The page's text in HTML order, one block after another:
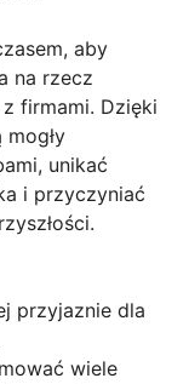
aby
na rzecz
firmami. Dzięki
unikać
i przyczyniać
przyjaznie dla
wiele